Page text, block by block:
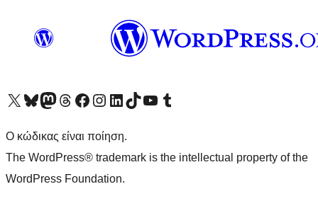
Visit our X (formerly Twitter) account
Visit our Bluesky account
Επισκεφθείτε τον λογαριασμό μας στο Mastodon
Visit our Threads account
Επισκεφτείτε τη σελίδα μας στο Facebook
Επισκεφθείτε τον λογαριασμό μας Instagram
Επισκεφθείτε τον λογαριασμό μας LinkedIn
Visit our TikTok account
Visit our YouTube channel
Visit our Tumblr account
Ο κώδικας είναι ποίηση.
The WordPress® trademark is the intellectual property of the
WordPress Foundation.